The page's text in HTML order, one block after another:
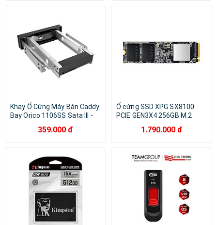
Khay Ổ Cứng Máy Bàn Caddy
Bay Orico 1106SS Sata III -
359.000 đ
Ổ cứng SSD XPG SX8100
PCIE GEN3X4 256GB M.2
1.790.000 đ